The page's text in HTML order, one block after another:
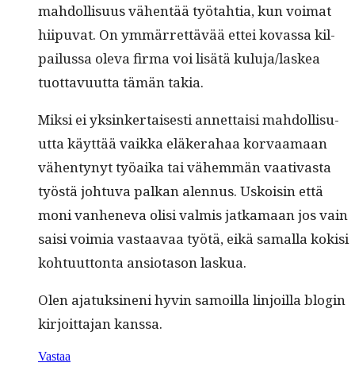
mah­dol­lisu­us vähen­tää työ­tah­tia, kun voimat
hiipu­vat. On ymmär­ret­tävää ettei kovas­sa kil­
pailus­sa ole­va fir­ma voi lisätä kuluja/laskea
tuot­tavu­ut­ta tämän takia.
Mik­si ei yksinker­tais­es­ti annet­taisi mah­dol­lisu­
ut­ta käyt­tää vaik­ka eläk­er­a­haa kor­vaa­maan
vähen­tynyt työai­ka tai vähem­män vaa­ti­vas­ta
työstä johtu­va palkan alen­nus. Uskoisin että
moni van­hene­va olisi valmis jatka­maan jos vain
saisi voimia vas­taavaa työtä, eikä samal­la kok­isi
kohtu­ut­ton­ta ansio­ta­son laskua.
Olen ajatuksi­neni hyvin samoil­la lin­joil­la blo­gin
kir­joit­ta­jan kanssa.
Vastaa